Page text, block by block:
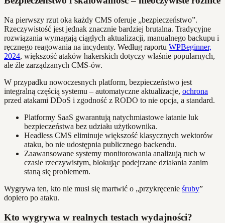
Na pierwszy rzut oka każdy CMS oferuje „bezpieczeństwo”.
Rzeczywistość jest jednak znacznie bardziej brutalna. Tradycyjne
rozwiązania wymagają ciągłych aktualizacji, manualnego backupu i
ręcznego reagowania na incydenty. Według raportu WPBeginner,
2024, większość ataków hakerskich dotyczy właśnie popularnych,
ale źle zarządzanych CMS-ów.
W przypadku nowoczesnych platform, bezpieczeństwo jest
integralną częścią systemu – automatyczne aktualizacje, ochrona
przed atakami DDoS i zgodność z RODO to nie opcja, a standard.
Platformy SaaS gwarantują natychmiastowe łatanie luk
bezpieczeństwa bez udziału użytkownika.
Headless CMS eliminuje większość klasycznych wektorów
ataku, bo nie udostępnia publicznego backendu.
Zaawansowane systemy monitorowania analizują ruch w
czasie rzeczywistym, blokując podejrzane działania zanim
staną się problemem.
Wygrywa ten, kto nie musi się martwić o „przykręcenie śruby”
dopiero po ataku.
Kto wygrywa w realnych testach wydajności?